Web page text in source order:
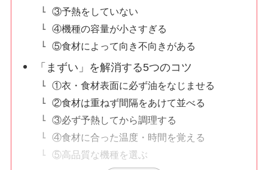
③予熱をしていない
④機種の容量が小さすぎる
⑤食材によって向き不向きがある
「まずい」を解消する5つのコツ
①衣・食材表面に必ず油をなじませる
②食材は重ねず間隔をあけて並べる
③必ず予熱してから調理する
④食材に合った温度・時間を覚える
⑤高品質な機種を選ぶ